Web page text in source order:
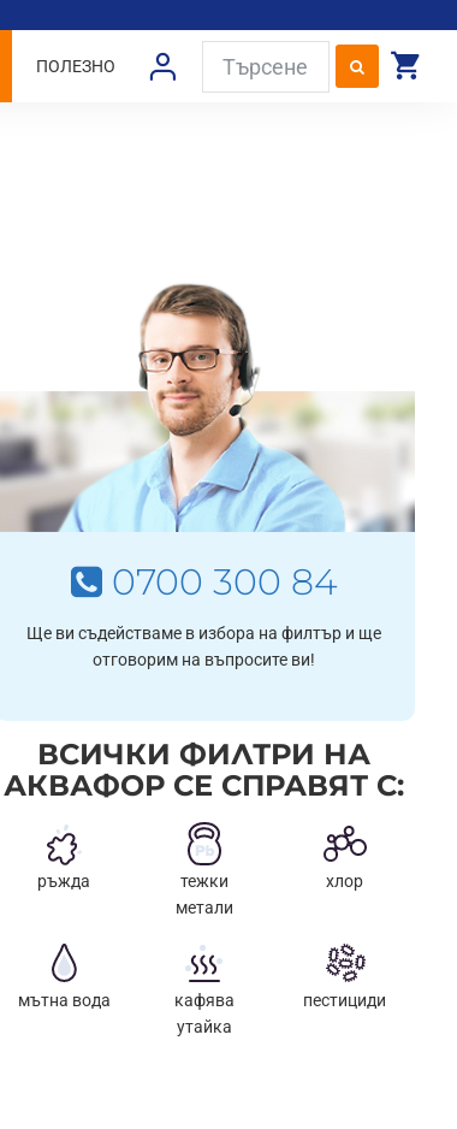
ПОЛЕЗНО
0700 300 84
Ще ви съдействаме в избора на филтър и ще
отговорим на въпросите ви!
ВСИЧКИ ФИЛТРИ НА
АКВАФОР СЕ СПРАВЯТ С:
ръжда
тежки
метали
хлор
мътна вода
кафява
утайка
пестициди